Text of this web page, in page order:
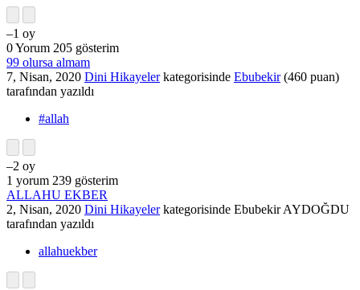
–1 oy
0Yorum 205 gösterim
99 olursa almam
7, Nisan, 2020 Dini Hikayelerkategorisinde Ebubekir (460 puan)
tarafından yazıldı
#allah
–2 oy
1 yorum 239 gösterim
ALLAHU EKBER
2, Nisan, 2020 Dini Hikayelerkategorisinde Ebubekir AYDOĞDU
tarafından yazıldı
allahuekber